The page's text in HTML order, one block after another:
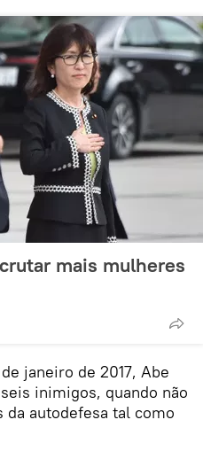
mais mulheres
janeiro de 2017, Abe
inimigos, quando não
autodefesa tal como